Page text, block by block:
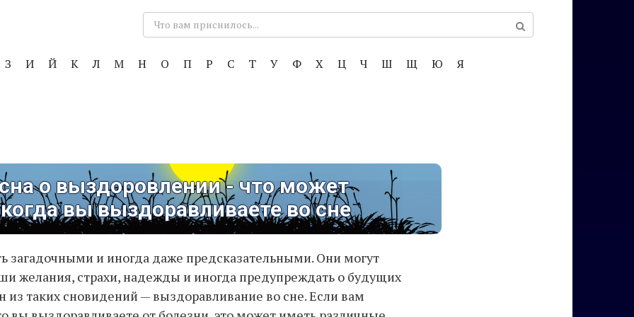
Поиск:
З И Й К Л М Н О П Р С Т У Ф Х Ц Ч Ш Щ Ю Я
о выздоровлении - что может
вы выздоравливаете во сне
загадочными и иногда даже предсказательными. Они могут
желания, страхи, надежды и иногда предупреждать о будущих
из таких сновидений — выздоравливание во сне. Если вам